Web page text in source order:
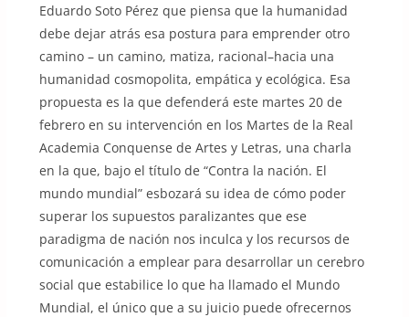
Eduardo Soto Pérez que piensa que la humanidad
debe dejar atrás esa postura para emprender otro
camino – un camino, matiza, racional–hacia una
humanidad cosmopolita, empática y ecológica. Esa
propuesta es la que defenderá este martes 20 de
febrero en su intervención en los Martes de la Real
Academia Conquense de Artes y Letras, una charla
en la que, bajo el título de “Contra la nación. El
mundo mundial” esbozará su idea de cómo poder
superar los supuestos paralizantes que ese
paradigma de nación nos inculca y los recursos de
comunicación a emplear para desarrollar un cerebro
social que estabilice lo que ha llamado el Mundo
Mundial, el único que a su juicio puede ofrecernos